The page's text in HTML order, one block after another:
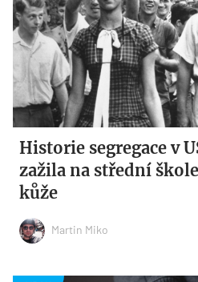
Historie segregace v
zažila na střední
kůže
Martin Miko